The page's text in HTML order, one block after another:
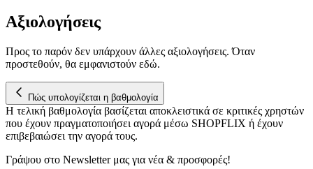
Αξιολογήσεις
Προς το παρόν δεν υπάρχουν άλλες αξιολογήσεις. Όταν
προστεθούν, θα εμφανιστούν εδώ.
Πώς υπολογίζεται η βαθμολογία
Η τελική βαθμολογία βασίζεται αποκλειστικά σε κριτικές χρηστών
που έχουν πραγματοποιήσει αγορά μέσω SHOPFLIX ή έχουν
επιβεβαιώσει την αγορά τους.
Γράψου στο Νewsletter μας για νέα & προσφορές!